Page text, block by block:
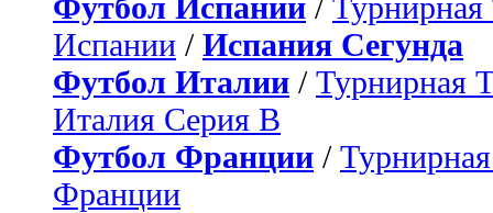
Испании / Испания Сегунда
Футбол Италии / Турнирная
Италия Серия B
Футбол Франции /
Франции